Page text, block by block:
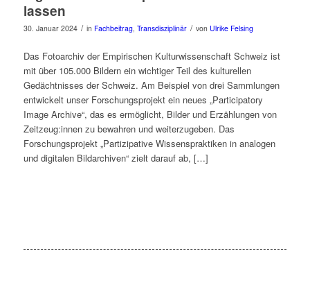
lassen
30. Januar 2024 / in Fachbeitrag, Transdisziplinär / von Ulrike Felsing
Das Fotoarchiv der Empirischen Kulturwissenschaft Schweiz ist
mit über 105.000 Bildern ein wichtiger Teil des kulturellen
Gedächtnisses der Schweiz. Am Beispiel von drei Sammlungen
entwickelt unser Forschungsprojekt ein neues „Participatory
Image Archive“, das es ermöglicht, Bilder und Erzählungen von
Zeitzeug:innen zu bewahren und weiterzugeben. Das
Forschungsprojekt „Partizipative Wissenspraktiken in analogen
und digitalen Bildarchiven“ zielt darauf ab, […]